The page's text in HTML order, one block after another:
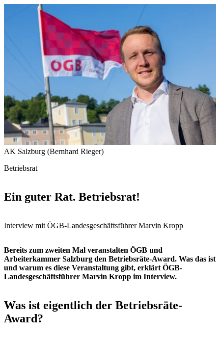
AK Salzburg (Bernhard Rieger)
Betriebsrat
Ein guter Rat. Betriebsrat!
Interview mit ÖGB-Landesgeschäftsführer Marvin Kropp
Bereits zum zweiten Mal veranstalten ÖGB und
Arbeiterkammer Salzburg den Betriebsräte-Award. Was das ist
und warum es diese Veranstaltung gibt, erklärt ÖGB-
Landesgeschäftsführer Marvin Kropp im Interview.
Was ist eigentlich der Betriebsräte-
Award?